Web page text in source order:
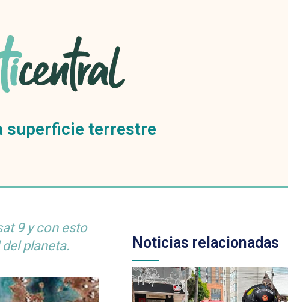
superficie terrestre
9 y con esto
planeta.
Noticias relacionadas